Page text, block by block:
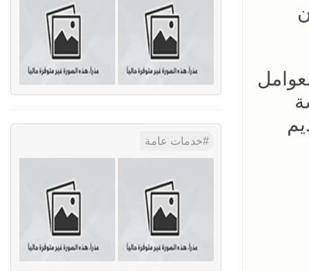
خدمات عامة